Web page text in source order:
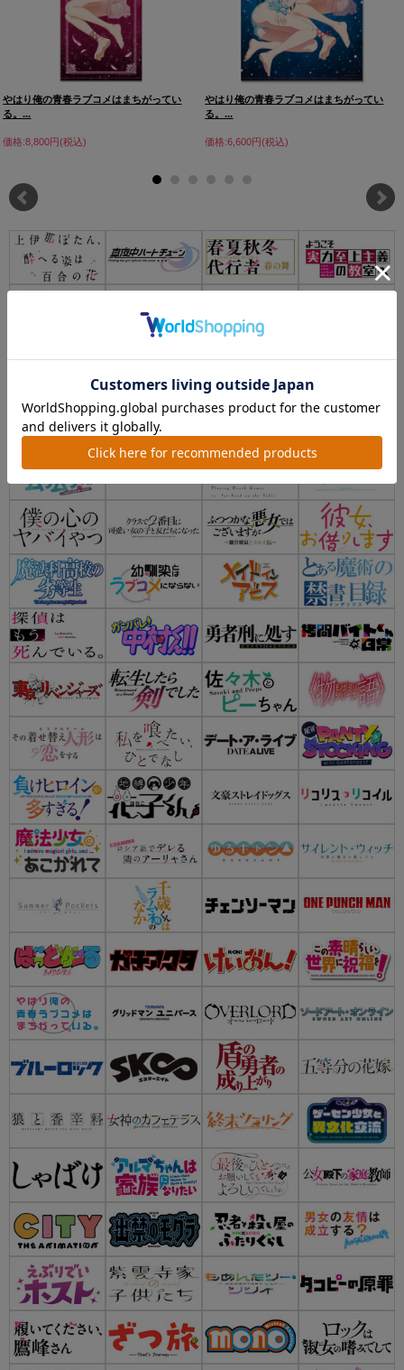
やはり俺の青春ラブコメはまちがってい
る。...
価格:8,800円(税込)
やはり俺の青春ラブコメはまちがってい
る。...
価格:6,600円(税込)